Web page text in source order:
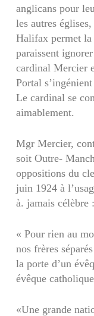
anglicans pour
les autres
Halifax permet la
paraissent
cardinal Mercier
Portal
Le cardinal se
aimablement.
Mgr Mercier,
soit Outre-
oppositions du
juin 1924 à
à. jamais célèbre :
« Pour rien au
nos frères
la porte d’un
évêque
«Une grande